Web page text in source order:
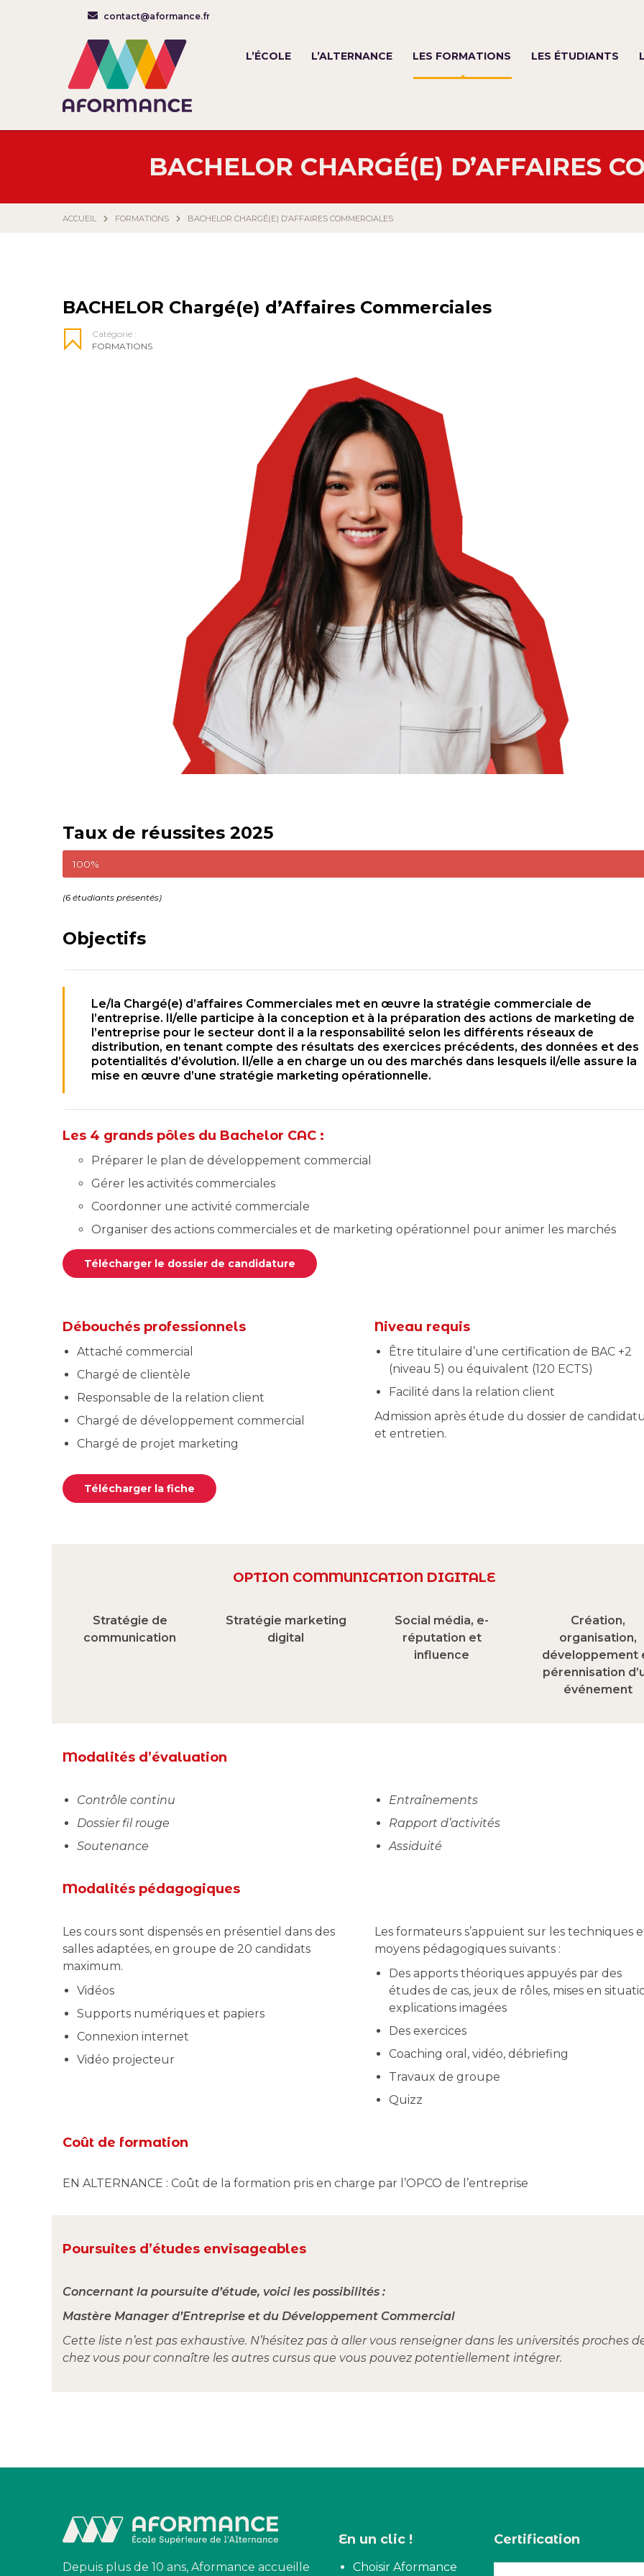
contact@aformance.fr
L’ÉCOLE L’ALTERNANCE LES FORMATIONS LES ÉTUDIANTS
BACHELOR CHARGÉ(E) D’AFFAIRES
ACCUEIL FORMATIONS BACHELOR CHARGÉ(E) D’AFFAIRES COMMERCIALES
BACHELOR Chargé(e) d’Affaires Commerciales
Catégorie :
FORMATIONS
Taux de réussites 2025
100%
(6 étudiants présentés)
Objectifs
Le/la Chargé(e) d’affaires Commerciales met en œuvre la stratégie commerciale de
l’entreprise. Il/elle participe à la conception et à la préparation des actions de marketing de
l’entreprise pour le secteur dont il a la responsabilité selon les différents réseaux de
distribution, en tenant compte des résultats des exercices précédents, des données et des
potentialités d’évolution. Il/elle a en charge un ou des marchés dans lesquels il/elle assure la
mise en œuvre d’une stratégie marketing opérationnelle.
Les 4 grands pôles du Bachelor CAC :
Préparer le plan de développement commercial
Gérer les activités commerciales
Coordonner une activité commerciale
Organiser des actions commerciales et de marketing opérationnel pour animer les marchés
Télécharger le dossier de candidature
Débouchés professionnels
Attaché commercial
Chargé de clientèle
Responsable de la relation client
Chargé de développement commercial
Chargé de projet marketing
Niveau requis
Être titulaire d’une certification de BAC +2
(niveau 5) ou équivalent (120 ECTS)
Facilité dans la relation client
Admission après étude du dossier de
et entretien.
Télécharger la fiche
OPTION COMMUNICATION DIGITALE
Stratégie de
communication
Stratégie marketing
digital
Social média, e-
réputation et
influence
Création,
organisation,
développement
pérennisation
événement
Modalités d’évaluation
Contrôle continu
Dossier fil rouge
Soutenance
Entraînements
Rapport d’activités
Assiduité
Modalités pédagogiques
Les cours sont dispensés en présentiel dans des
salles adaptées, en groupe de 20 candidats
maximum.
Vidéos
Supports numériques et papiers
Connexion internet
Vidéo projecteur
Les formateurs s’appuient sur les techniques
moyens pédagogiques suivants :
Des apports théoriques appuyés par des
études de cas, jeux de rôles, mises en
explications imagées
Des exercices
Coaching oral, vidéo, débriefing
Travaux de groupe
Quizz
Coût de formation
EN ALTERNANCE : Coût de la formation pris en charge par l’OPCO de l’entreprise
Poursuites d’études envisageables
Concernant la poursuite d’étude, voici les possibilités :
Mastère Manager d’Entreprise et du Développement Commercial
Cette liste n’est pas exhaustive. N’hésitez pas à aller vous renseigner dans les universités proches
chez vous pour connaître les autres cursus que vous pouvez potentiellement intégrer.
Depuis plus de 10 ans, Aformance accueille
En un clic !
Choisir Aformance
Certification